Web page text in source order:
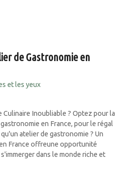
de Gastronomie en
et les yeux
Culinaire Inoubliable ? Optez pour la
en France, pour le régal
atelier de gastronomie ? Un
France offreune opportunité
dans le monde riche et